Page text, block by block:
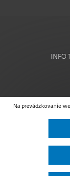
Na prevádzkovanie
INFO